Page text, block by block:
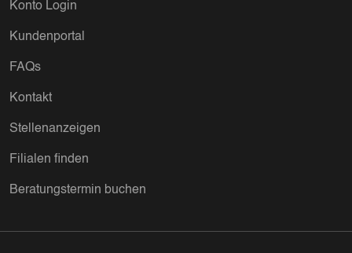
Konto Login
Kundenportal
FAQs
Kontakt
Stellenanzeigen
Filialen finden
Beratungstermin buchen